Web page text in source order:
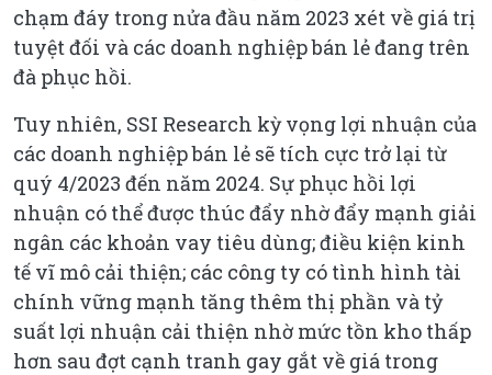
chạm đáy trong nửa đầu năm 2023 xét về giá trị
tuyệt đối và các doanh nghiệp bán lẻ đang trên
đà phục hồi.
Tuy nhiên, SSI Research kỳ vọng lợi nhuận của
các doanh nghiệp bán lẻ sẽ tích cực trở lại từ
quý 4/2023 đến năm 2024. Sự phục hồi lợi
nhuận có thể được thúc đẩy nhờ đẩy mạnh giải
ngân các khoản vay tiêu dùng; điều kiện kinh
tế vĩ mô cải thiện; các công ty có tình hình tài
chính vững mạnh tăng thêm thị phần và tỷ
suất lợi nhuận cải thiện nhờ mức tồn kho thấp
hơn sau đợt cạnh tranh gay gắt về giá trong